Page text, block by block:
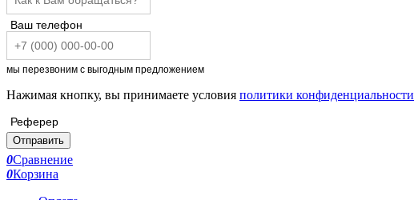
Ваш телефон
мы перезвоним с выгодным предложением
Нажимая кнопку, вы принимаете условия политики конфиденциальности
Реферер
Отправить
0Сравнение
0Корзина